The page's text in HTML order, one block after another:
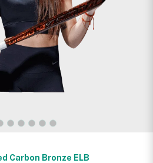
Carbon Bronze ELB